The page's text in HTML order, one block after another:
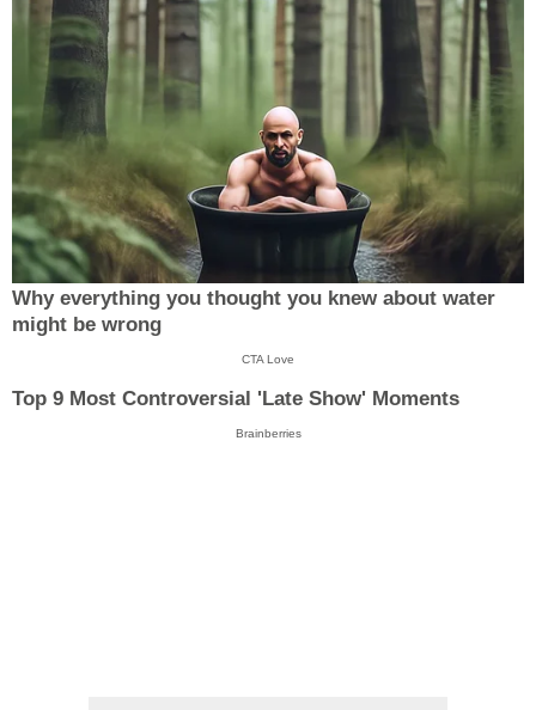
Why everything you thought you knew about water
might be wrong
CTA Love
Top 9 Most Controversial 'Late Show' Moments
Brainberries